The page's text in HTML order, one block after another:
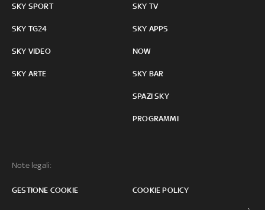
SKY SPORT
SKY TG24
SKY VIDEO
SKY ARTE
SKY TV
SKY APPS
NOW
SKY BAR
SPAZI SKY
PROGRAMMI
Note legali:
GESTIONE COOKIE COOKIE POLICY